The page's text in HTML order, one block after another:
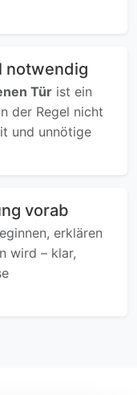
notwendig
Tür ist ein
der Regel nicht
und unnötige
vorab
erklären
wird – klar,